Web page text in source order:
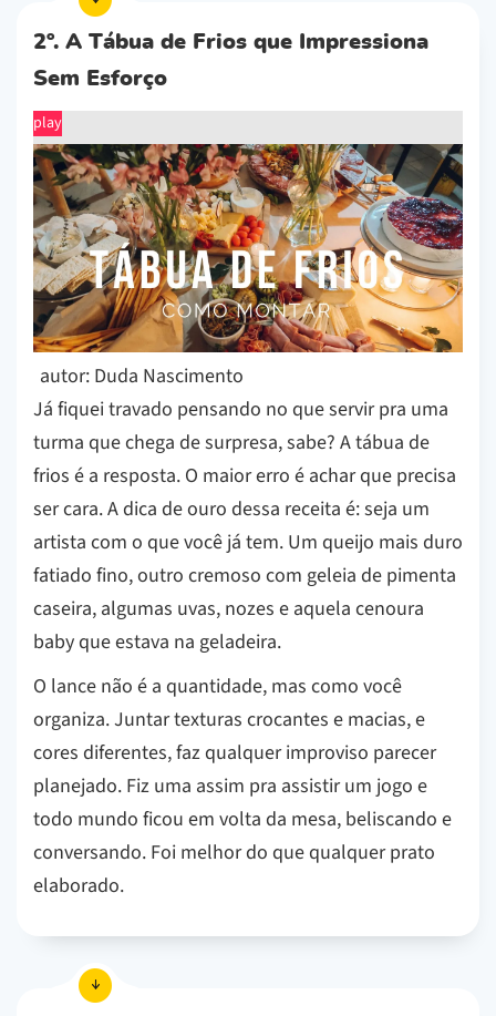
2º. A Tábua de Frios que Impressiona
Sem Esforço
play
autor: Duda Nascimento
Já fiquei travado pensando no que servir pra uma
turma que chega de surpresa, sabe? A tábua de
frios é a resposta. O maior erro é achar que precisa
ser cara. A dica de ouro dessa receita é: seja um
artista com o que você já tem. Um queijo mais duro
fatiado fino, outro cremoso com geleia de pimenta
caseira, algumas uvas, nozes e aquela cenoura
baby que estava na geladeira.
O lance não é a quantidade, mas como você
organiza. Juntar texturas crocantes e macias, e
cores diferentes, faz qualquer improviso parecer
planejado. Fiz uma assim pra assistir um jogo e
todo mundo ficou em volta da mesa, beliscando e
conversando. Foi melhor do que qualquer prato
elaborado.